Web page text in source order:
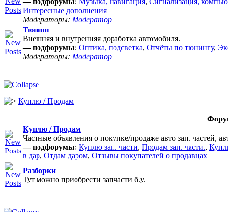
— подфорумы: Музыка, навигация, Сигнализация,
Интересные дополнения
Модераторы: Модератор
Тюнинг
Внешняя и внутренняя доработка автомобиля.
— подфорумы: Оптика, подсветка, Отчёты по тюнингу,
Модераторы: Модератор
Куплю / Продам
Куплю / Продам
Частные объявления о покупке/продаже авто зап. частей,
— подфорумы: Куплю зап. части, Продам зап. части.,
в дар, Отдам даром, Отзывы покупателей о продавцах
Разборки
Тут можно приобрести запчасти б.у.